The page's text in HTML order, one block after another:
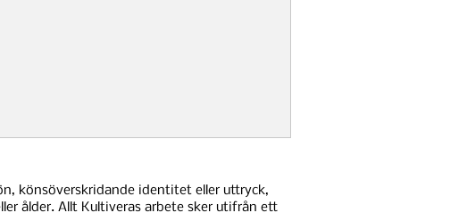
könsöverskridande identitet eller uttryck,
ålder. Allt Kultiveras arbete sker utifrån ett